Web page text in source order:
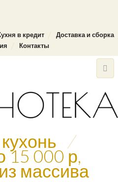
в кредит
Доставка и сборка
Контакты
/
15 000 р,
массива